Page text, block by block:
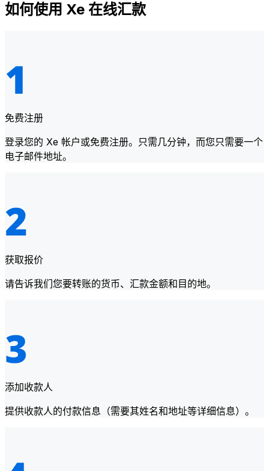
如何使用 Xe 在线汇款
免费注册
登录您的 Xe 帐户或免费注册。只需几分钟，而您只需要一个
电子邮件地址。
获取报价
请告诉我们您要转账的货币、汇款金额和目的地。
添加收款人
提供收款人的付款信息（需要其姓名和地址等详细信息）。